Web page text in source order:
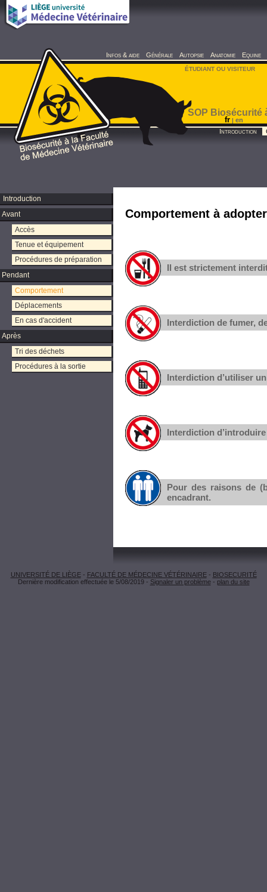
Infos & aide Générale Autopsie Anatomie Equine
ÉTUDIANT OU VISITEUR
fr | en
SOP Biosécurité
Introduction
Introduction
Avant
Accès
Tenue et équipement
Procédures de préparation
Pendant
Comportement
Déplacements
En cas d'accident
Après
Tri des déchets
Procédures à la sortie
Comportement à adopter
Il est strictement
Interdiction de fumer,
Interdiction d’utiliser
Interdiction
Pour des raisons de
encadrant.
UNIVERSITÉ DE LIÈGE- FACULTÉ DE MÉDECINE VÉTÉRINAIRE- BIOSECURITÉ
Dernière modification effectuée le 5/08/2019 - Signaler un problème- plan du site